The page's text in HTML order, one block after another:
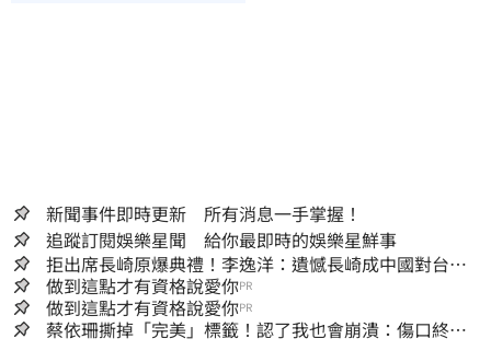
新聞事件即時更新 所有消息一手掌握！
追蹤訂閱娛樂星聞 給你最即時的娛樂星鮮事
拒出席長崎原爆典禮！李逸洋：遺憾長崎成中國對台實
施法律戰的執行工具
做到這點才有資格說愛你PR
做到這點才有資格說愛你PR
蔡依珊撕掉「完美」標籤！認了我也會崩潰：傷口終究